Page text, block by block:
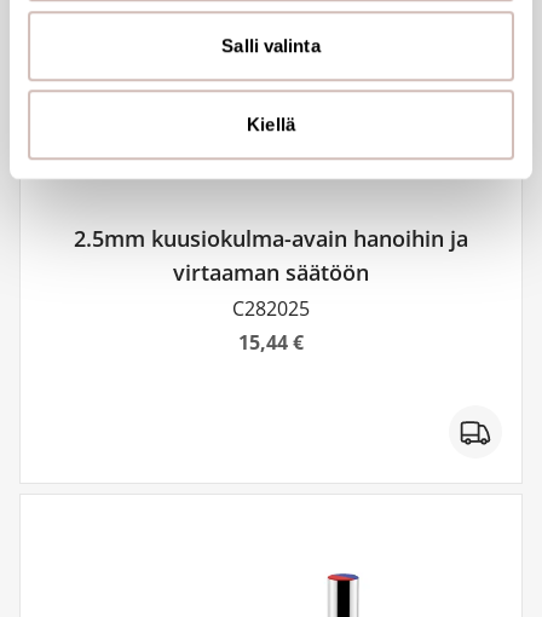
alan kumppaneillemme tietoja siitä, miten käytät
sivustoamme. Kumppanimme voivat yhdistää näitä
Salli valinta
Kiellä
2.5mm kuusiokulma-avain hanoihin ja
virtaaman säätöön
C282025
15,44 €